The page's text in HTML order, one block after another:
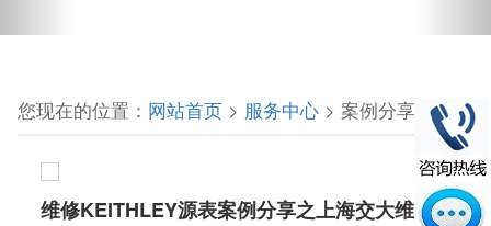
您现在的位置： 网站首页> 服务中心> 案例分享
维修KEITHLEY源表案例分享之上海交大维修